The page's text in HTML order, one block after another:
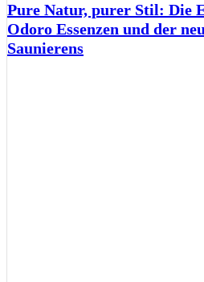
Pure Natur, purer Stil: Die
Odoro Essenzen und der
Saunierens